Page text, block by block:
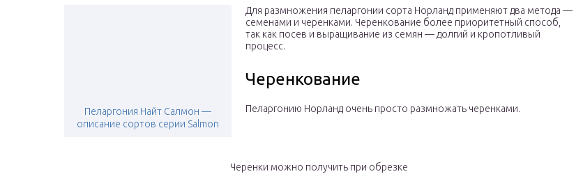
Пеларгония Найт Салмон —
описание сортов серии Salmon
Для размножения пеларгонии сорта Норланд применяют два метода —
семенами и черенками. Черенкование более приоритетный способ,
так как посев и выращивание из семян — долгий и кропотливый
процесс.
Черенкование
Пеларгонию Норланд очень просто размножать черенками.
Черенки можно получить при обрезке